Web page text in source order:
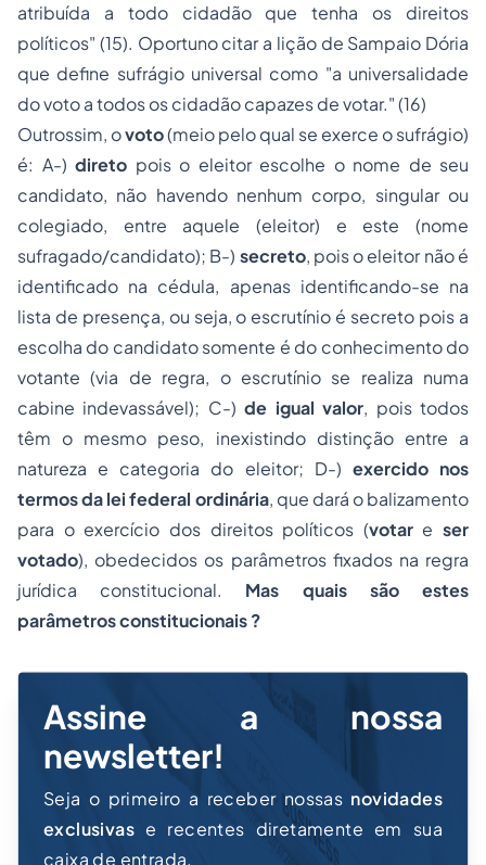
atribuída a todo cidadão que tenha os direitos
políticos" (15). Oportuno citar a lição de Sampaio Dória
que define sufrágio universal como "a universalidade
do voto a todos os cidadão capazes de votar." (16)
Outrossim, ovoto(meio pelo qual se exerce o sufrágio)
é: A-) direto pois o eleitor escolhe o nome de seu
candidato, não havendo nenhum corpo, singular ou
colegiado, entre aquele (eleitor) e este (nome
sufragado/candidato); B-) secreto, pois o eleitor não é
identificado na cédula, apenas identificando-se na
lista de presença, ou seja, o escrutínio é secreto pois a
escolha do candidato somente é do conhecimento do
votante (via de regra, o escrutínio se realiza numa
cabine indevassável); C-)de igual valor, pois todos
têm o mesmo peso, inexistindo distinção entre a
natureza e categoria do eleitor; D-) exercido nos
termos da lei federal ordinária, que dará o balizamento
para o exercício dos direitos políticos (votare ser
votado), obedecidos os parâmetros fixados na regra
jurídica constitucional. Mas quais são estes
parâmetros constitucionais ?
Assine a nossa
newsletter!
Seja o primeiro a receber nossas novidades
exclusivas e recentes diretamente em sua
caixa de entrada.